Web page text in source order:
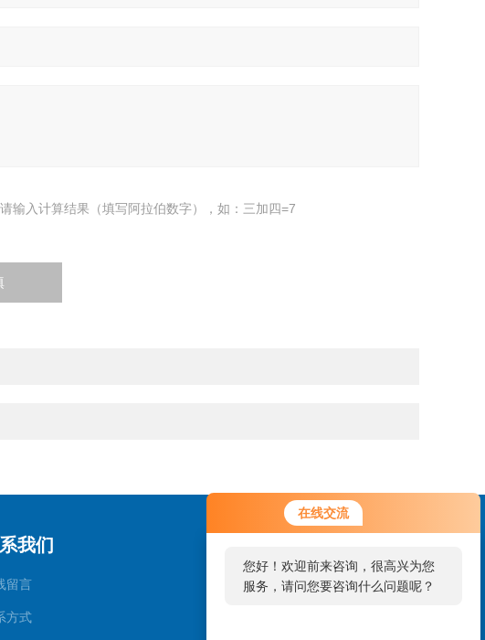
在线交流
您好！欢迎前来咨询，很高兴为您
服务，请问您要咨询什么问题呢？
请输入计算结果（填写阿拉伯数字），如：三加四=7
我们
留言
方式